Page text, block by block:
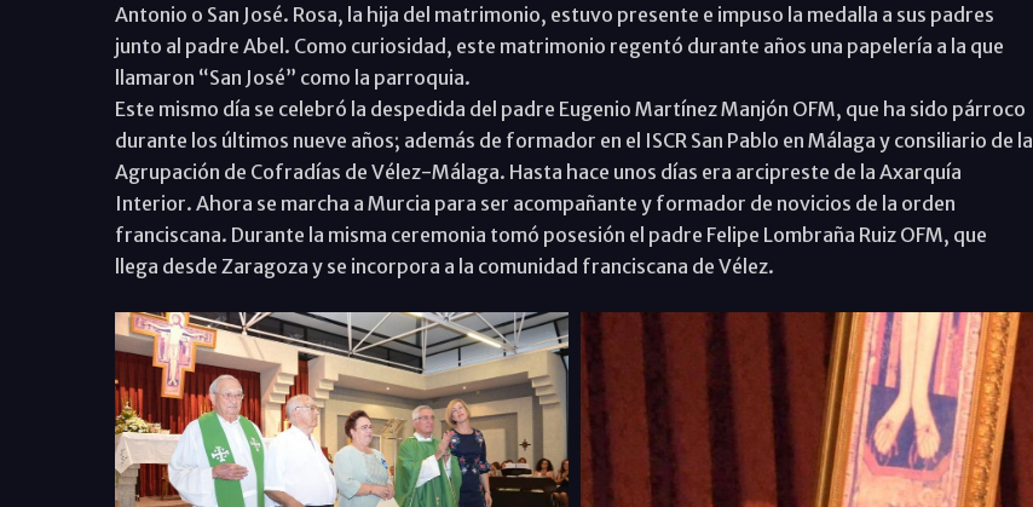
Antonio o San José. Rosa, la hija del matrimonio, estuvo presente e impuso la medalla a sus padres
junto al padre Abel. Como curiosidad, este matrimonio regentó durante años una papelería a la que
llamaron “San José” como la parroquia.
Este mismo día se celebró la despedida del padre Eugenio Martínez Manjón OFM, que ha sido párroco
durante los últimos nueve años; además de formador en el ISCR San Pablo en Málaga y consiliario de la
Agrupación de Cofradías de Vélez-Málaga. Hasta hace unos días era arcipreste de la Axarquía
Interior. Ahora se marcha a Murcia para ser acompañante y formador de novicios de la orden
franciscana. Durante la misma ceremonia tomó posesión el padre Felipe Lombraña Ruiz OFM, que
llega desde Zaragoza y se incorpora a la comunidad franciscana de Vélez.